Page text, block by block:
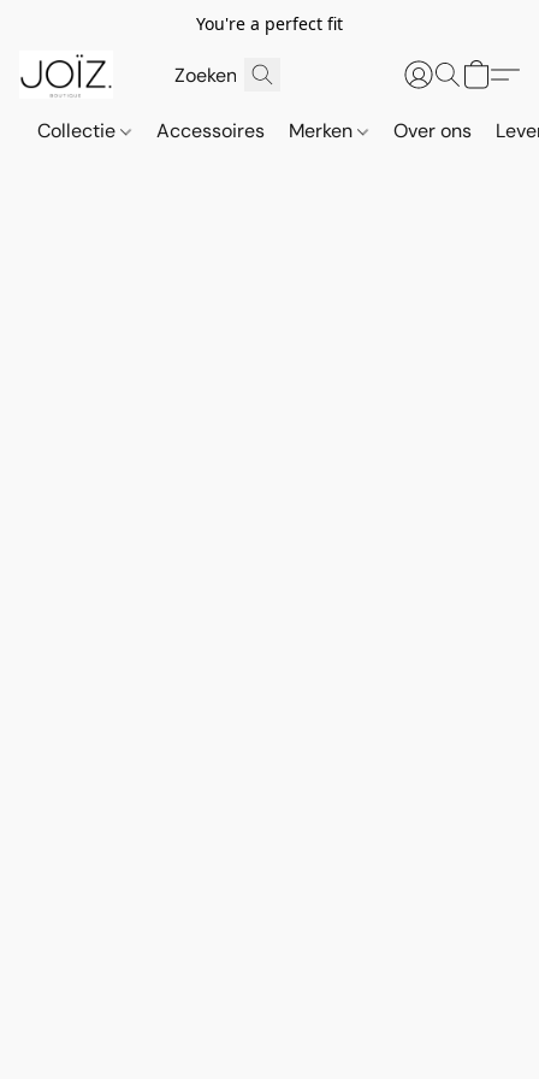
You're a perfect fit
Collectie Accessoires Merken Over ons